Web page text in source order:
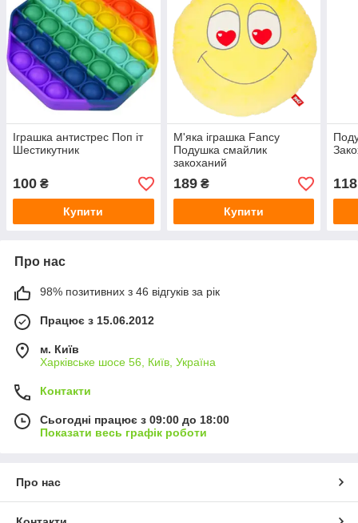
Іграшка антистрес Поп іт
Шестикутник
100 ₴
Купити
М'яка іграшка Fancy
Подушка смайлик
закоханий
189₴
Купити
118
Про нас
98% позитивних з 46 відгуків за рік
Працює з 15.06.2012
м. Київ
Харківське шосе 56, Київ, Україна
Контакти
Сьогодні працює з 09:00 до 18:00
Показати весь графік роботи
Про нас